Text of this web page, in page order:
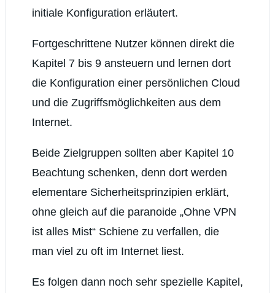
initiale Konfiguration erläutert.
Fortgeschrittene Nutzer können direkt die
Kapitel 7 bis 9 ansteuern und lernen dort
die Konfiguration einer persönlichen Cloud
und die Zugriffsmöglichkeiten aus dem
Internet.
Beide Zielgruppen sollten aber Kapitel 10
Beachtung schenken, denn dort werden
elementare Sicherheitsprinzipien erklärt,
ohne gleich auf die paranoide „Ohne VPN
ist alles Mist“ Schiene zu verfallen, die
man viel zu oft im Internet liest.
Es folgen dann noch sehr spezielle Kapitel,